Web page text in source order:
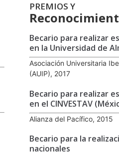
PREMIOS Y
Becario para realizar
en la Universidad de
Asociación Universitaria
(AUIP), 2017
Becario para realizar
en el CINVESTAV
Alianza del Pacífico, 2015
Becario para la
nacionales